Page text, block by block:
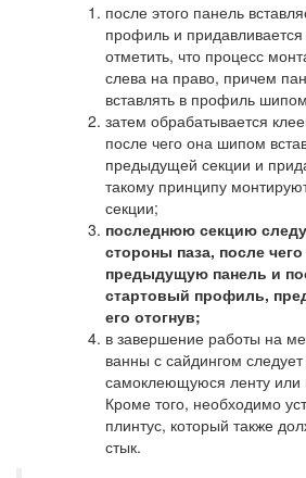
после этого панель
профиль и
отметить, что процесс
слева на право, причем
вставлять в профиль
затем обрабатывается
после чего она шипом
предыдущей секции и
такому принципу
секции;
последнюю секцию
стороны паза, после
предыдущую панель и
стартовый профиль,
его отогнув;
в завершение работы на
ванны с сайдингом следует
самоклеющуюся ленту или
Кроме того, необходимо
плинтус, который также
стык.